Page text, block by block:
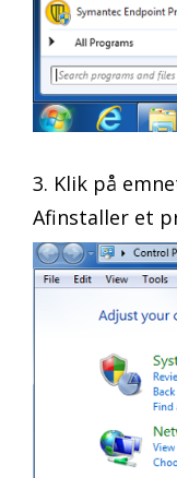
3. Klik på
Afinstaller et